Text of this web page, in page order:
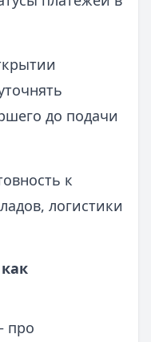
до подачи
к
логистики
про